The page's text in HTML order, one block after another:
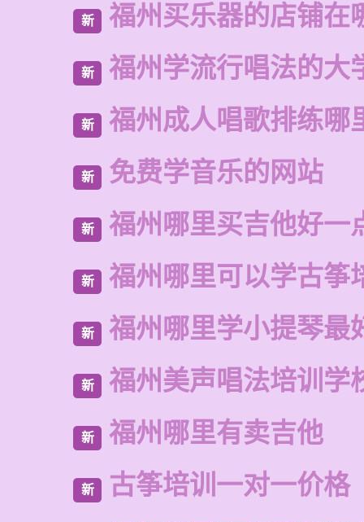
新 福州买乐器的店铺在
新 福州学流行唱法的大
新 福州成人唱歌排练哪
新 免费学音乐的网站
新 福州哪里买吉他好一
新 福州哪里可以学古筝
新 福州哪里学小提琴最
新 福州美声唱法培训学
新 福州哪里有卖吉他
新 古筝培训一对一价格